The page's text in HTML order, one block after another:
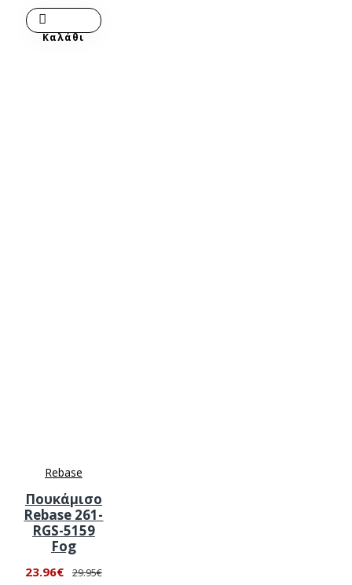
Καλάθι
Rebase
Πουκάμισο
Rebase 261-
RGS-5159
Fog
23.96€ 29.95€